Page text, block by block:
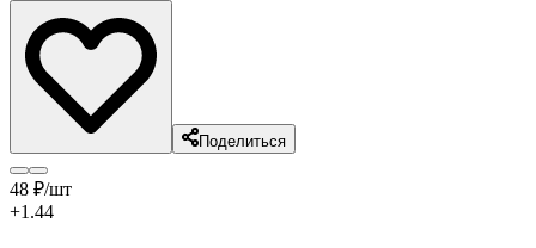
Поделиться
48 ₽/шт
+1.44